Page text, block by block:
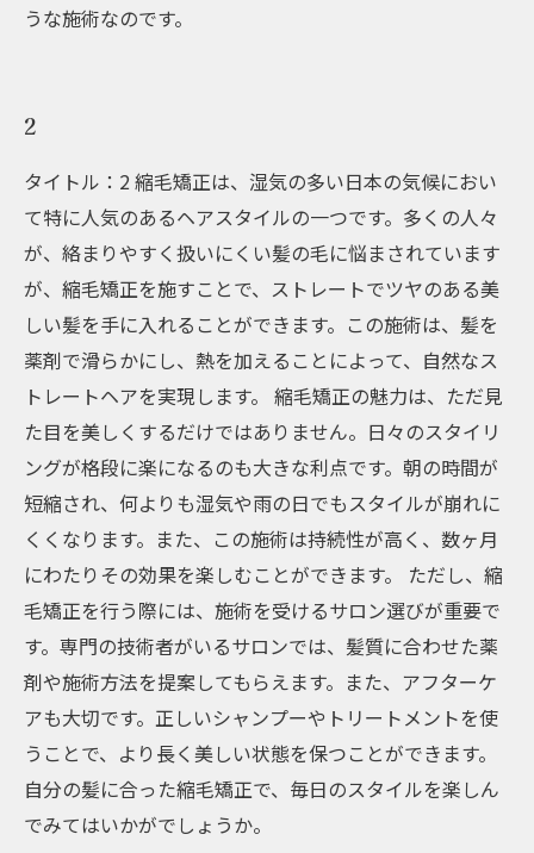
うな施術なのです。
2
タイトル：2 縮毛矯正は、湿気の多い日本の気候におい
て特に人気のあるヘアスタイルの一つです。多くの人々
が、絡まりやすく扱いにくい髪の毛に悩まされています
が、縮毛矯正を施すことで、ストレートでツヤのある美
しい髪を手に入れることができます。この施術は、髪を
薬剤で滑らかにし、熱を加えることによって、自然なス
トレートヘアを実現します。 縮毛矯正の魅力は、ただ見
た目を美しくするだけではありません。日々のスタイリ
ングが格段に楽になるのも大きな利点です。朝の時間が
短縮され、何よりも湿気や雨の日でもスタイルが崩れに
くくなります。また、この施術は持続性が高く、数ヶ月
にわたりその効果を楽しむことができます。 ただし、縮
毛矯正を行う際には、施術を受けるサロン選びが重要で
す。専門の技術者がいるサロンでは、髪質に合わせた薬
剤や施術方法を提案してもらえます。また、アフターケ
アも大切です。正しいシャンプーやトリートメントを使
うことで、より長く美しい状態を保つことができます。
自分の髪に合った縮毛矯正で、毎日のスタイルを楽しん
でみてはいかがでしょうか。